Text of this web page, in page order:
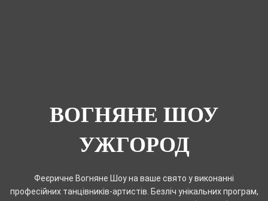
ВОГНЯНЕ ШОУ
УЖГОРОД
Феєричне Вогняне Шоу на ваше свято у виконанні
професійних танцівників-артистів. Безліч унікальних програм,